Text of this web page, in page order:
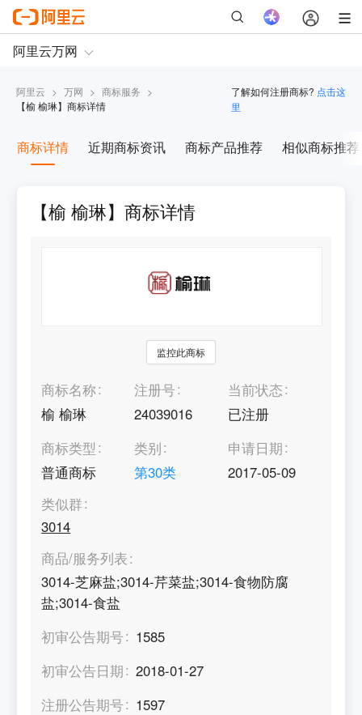
阿里云 > 万网 > 商标服务 >
【榆 榆琳】商标详情
了解如何注册商标? 点击这
里
商标详情 近期商标资讯 商标产品推荐 相似商标推荐
【榆 榆琳】商标详情
监控此商标
商标名称
榆 榆琳
注册号
24039016
当前状态
已注册
商标类型
普通商标
类别
第30类
申请日期
2017-05-09
类似群
3014
商品/服务列表
3014-芝麻盐;3014-芹菜盐;3014-食物防腐
盐;3014-食盐
初审公告期号
1585
初审公告日期
2018-01-27
注册公告期号
1597